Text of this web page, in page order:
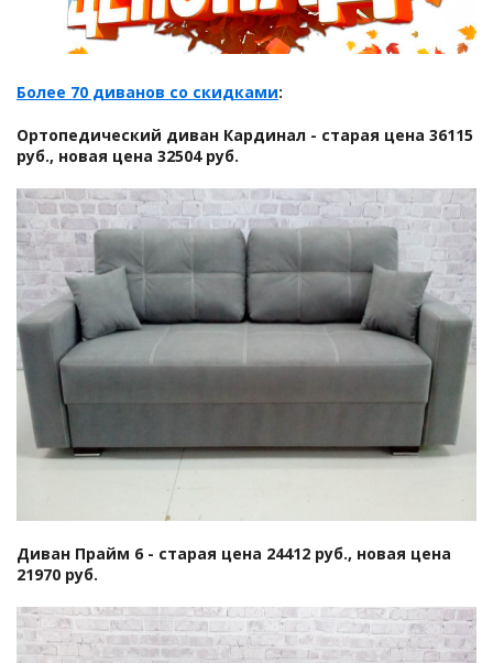
Более 70 диванов со скидками:
Ортопедический диван Кардинал - старая цена 36115
руб., новая цена 32504 руб.
Диван Прайм 6 - старая цена 24412 руб., новая цена
21970 руб.